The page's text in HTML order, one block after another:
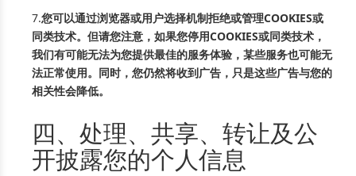
7.您可以通过浏览器或用户选择机制拒绝或管理COOKIES或
同类技术。但请您注意，如果您停用COOKIES或同类技术，
我们有可能无法为您提供最佳的服务体验，某些服务也可能无
法正常使用。同时，您仍然将收到广告，只是这些广告与您的
相关性会降低。
四、处理、共享、转让及公
开披露您的个人信息